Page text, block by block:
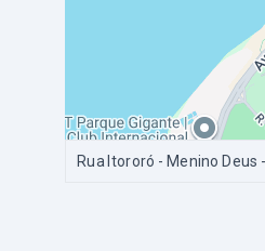
Rua Itororó - Menino